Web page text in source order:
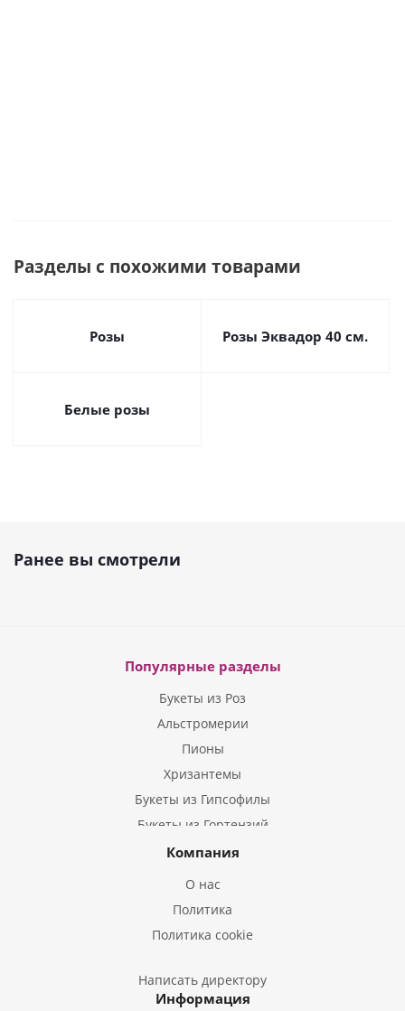
Разделы с похожими товарами
Розы Розы Эквадор 40 см.
Белые розы
Ранее вы смотрели
Популярные разделы
Букеты из Роз
Альстромерии
Пионы
Хризантемы
Букеты из Гипсофилы
Букеты из Гортензий
Букеты из Ирисов
Букеты из Эустом
Букеты из Гладиолусов
Букеты из Тюльпанов
Компания
О нас
Политика
Политика cookie
Написать директору
Информация